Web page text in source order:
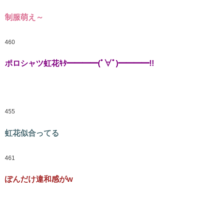
制服萌え～
460
ポロシャツ虹花ｷﾀ━━━━(ﾟ∀ﾟ)━━━━!!
455
虹花似合ってる
461
ぽんだけ違和感がw